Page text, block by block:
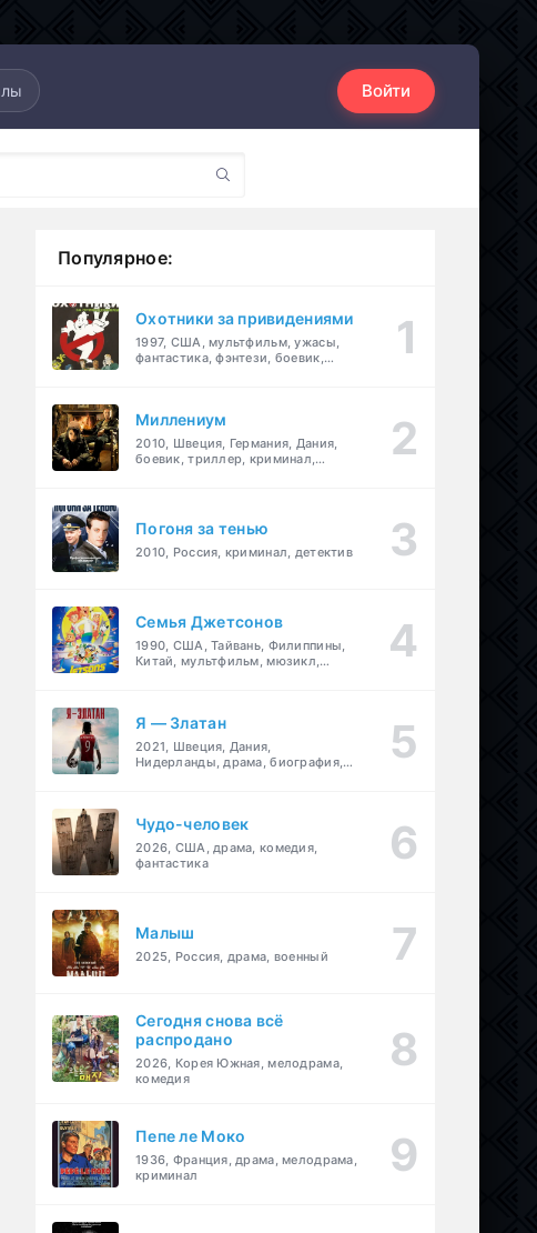
Войти
Популярное:
Охотники за привидениями
1997, США, мультфильм, ужасы,
фантастика, фэнтези, боевик,
Миллениум
2010, Швеция, Германия, Дания,
боевик, триллер, криминал,
Погоня за тенью
2010, Россия, криминал, детектив
Семья Джетсонов
1990, США, Тайвань, Филиппины,
Китай, мультфильм, мюзикл,
Я — Златан
2021, Швеция, Дания,
Нидерланды, драма, биография,
Чудо-человек
2026, США, драма, комедия,
фантастика
Малыш
2025, Россия, драма, военный
Сегодня снова всё
распродано
2026, Корея Южная, мелодрама,
комедия
Пепе ле Моко
1936, Франция, драма, мелодрама,
криминал